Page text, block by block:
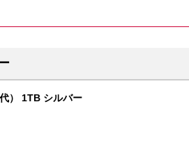
） 1TB シルバー